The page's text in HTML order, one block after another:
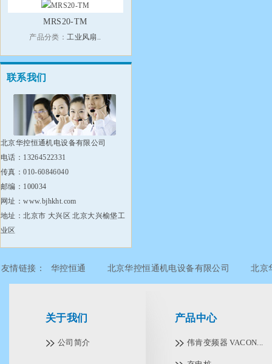
MRS20-TM
产品分类：工业风扇..
联系我们
北京华控恒通机电设备有限公司
电话：13264522331
传真：010-60846040
邮编：100034
网址：www.bjhkht.com
地址：北京市 大兴区 北京大兴榆垡工
业区
友情链接： 华控恒通 北京华控恒通机电设备有限公司 北京
关于我们
公司简介
产品中心
伟肯变频器 VACON...